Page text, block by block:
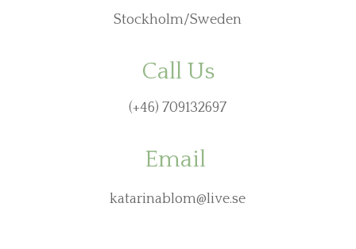
Stockholm/Sweden
Call Us
(+46) 709132697
Email
katarinablom@live.se